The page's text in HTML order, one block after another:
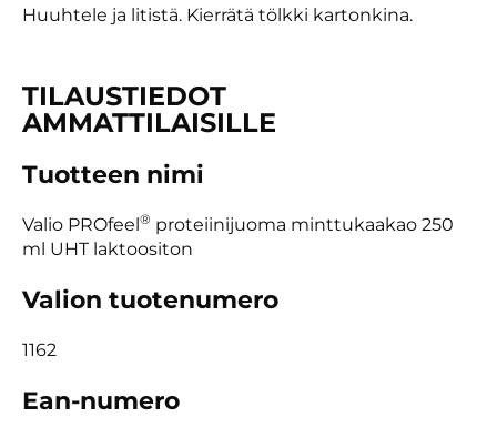
Huuhtele ja litistä. Kierrätä tölkki kartonkina.
TILAUSTIEDOT
AMMATTILAISILLE
Tuotteen nimi
Valio PROfeel® proteiinijuoma minttukaakao 250
ml UHT laktoositon
Valion tuotenumero
1162
Ean-numero